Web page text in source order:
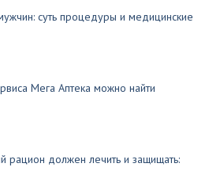
суть процедуры и медицинские
Мега Аптека можно найти
рацион должен лечить и защищать: